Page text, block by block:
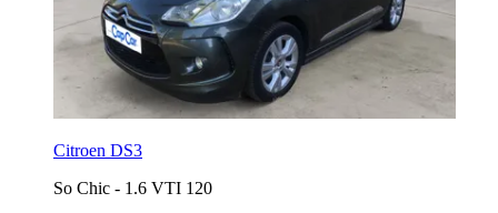
Citroen DS3
So Chic - 1.6 VTI 120